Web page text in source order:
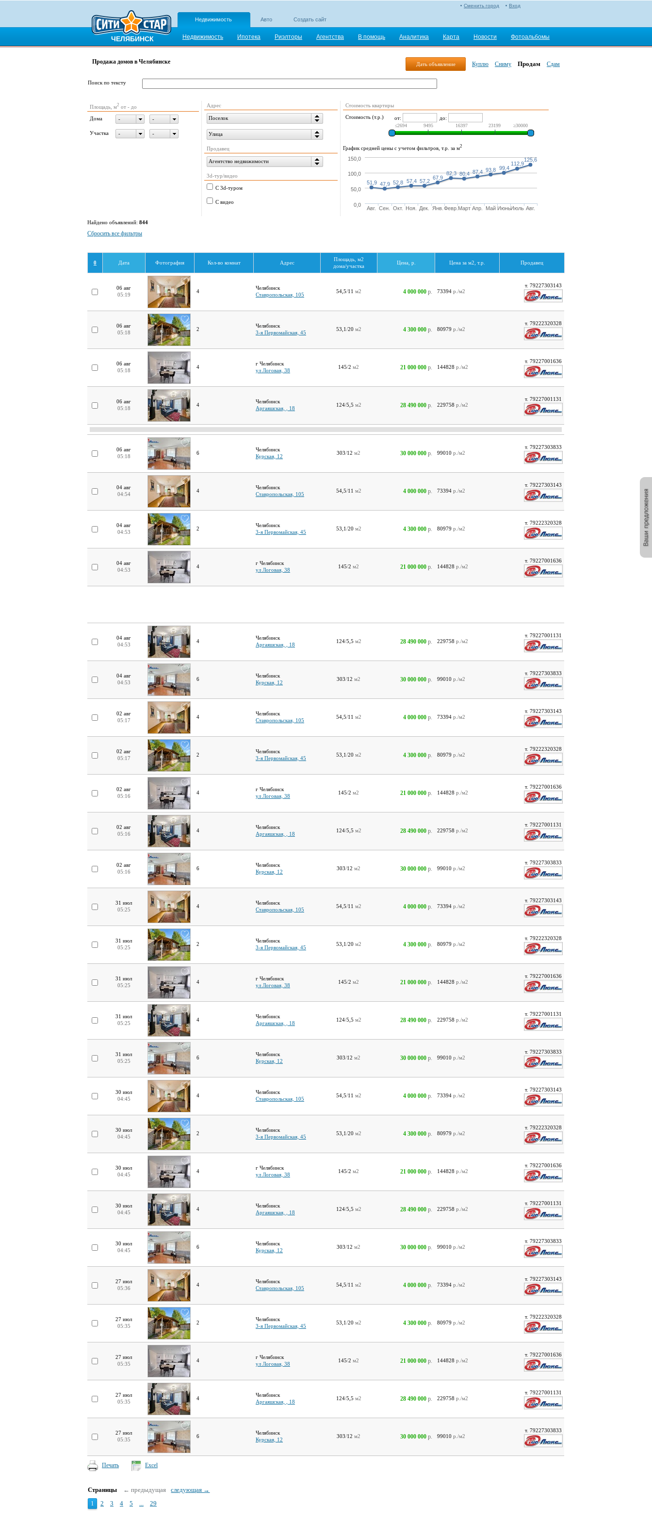
ЧЕЛЯБИНСК
Вход
Сменить город
Недвижимость Авто Создать сайт
Недвижимость Ипотека Риэлторы Агентства В помощь Аналитика Карта Новости Фотоальбомы
Дать объявление Куплю Сниму Продам Сдам
Продажа домов в Челябинске
Поиск по тексту
Площадь, м2 от - до
Дома - -
Участка - -
Адрес
Поселок
Улица
Продавец
Агентство недвижимости
3d-тур/видео
С 3d-туром
С видео
Стоимость квартиры
Стоимость (т.р.) от: до:
≤2694 9495 16397 23199 ≥30000
График средней цены с учетом фильтров, т.р. за м2
51,9 47,9 52,8 57,4 57,2
67,9
82,3 80,4 87,4 93,8 99,4
112,9
125,6
Авг. Сен. Окт. Ноя. Дек. Янв. Февр. Март Апр. Май ИюньИюль Авг.
0,0
50,0
100,0
150,0
Найдено объявлений: 844
Сбросить все фильтры
0 Дата Фотография Кол-во комнат Адрес
Площадь, м2
дома/участка
Цена, р. Цена за м2, т.р. Продавец
06 авг
05:19
4
Челябинск
Ставропольская, 105
54,5/11 м2 4 000 000 р. 73394 р./м2
т. 79227303143
06 авг
05:18
2
Челябинск
3-я Первомайская, 45
53,1 /20 м2 4 300 000 р. 80979 р./м2
т. 79222320328
06 авг
05:18
4
г Челябинск
ул Логовая, 38
145/2 м2 21 000 000 р. 144828 р./м2
т. 79227001636
06 авг
05:18
4
Челябинск
Аргаяшская, , 18
124/5,5 м2 28 490 000 р. 229758 р./м2
т. 79227001131
06 авг
05:18
6
Челябинск
Курская, 12
303/12 м2 30 000 000 р. 99010 р./м2
т. 79227303833
04 авг
04:54
4
Челябинск
Ставропольская, 105
54,5/11 м2 4 000 000 р. 73394 р./м2
т. 79227303143
04 авг
04:53
2
Челябинск
3-я Первомайская, 45
53,1 /20 м2 4 300 000 р. 80979 р./м2
т. 79222320328
04 авг
04:53
4
г Челябинск
ул Логовая, 38
145/2 м2 21 000 000 р. 144828 р./м2
т. 79227001636
04 авг
04:53
4
Челябинск
Аргаяшская, , 18
124/5,5 м2 28 490 000 р. 229758 р./м2
т. 79227001131
04 авг
04:53
6
Челябинск
Курская, 12
303/12 м2 30 000 000 р. 99010 р./м2
т. 79227303833
02 авг
05:17
4
Челябинск
Ставропольская, 105
54,5/11 м2 4 000 000 р. 73394 р./м2
т. 79227303143
02 авг
05:17
2
Челябинск
3-я Первомайская, 45
53,1 /20 м2 4 300 000 р. 80979 р./м2
т. 79222320328
02 авг
05:16
4
г Челябинск
ул Логовая, 38
145/2 м2 21 000 000 р. 144828 р./м2
т. 79227001636
02 авг
05:16
4
Челябинск
Аргаяшская, , 18
124/5,5 м2 28 490 000 р. 229758 р./м2
т. 79227001131
02 авг
05:16
6
Челябинск
Курская, 12
303/12 м2 30 000 000 р. 99010 р./м2
т. 79227303833
31 июл
05:25
4
Челябинск
Ставропольская, 105
54,5/11 м2 4 000 000 р. 73394 р./м2
т. 79227303143
31 июл
05:25
2
Челябинск
3-я Первомайская, 45
53,1 /20 м2 4 300 000 р. 80979 р./м2
т. 79222320328
31 июл
05:25
4
г Челябинск
ул Логовая, 38
145/2 м2 21 000 000 р. 144828 р./м2
т. 79227001636
31 июл
05:25
4
Челябинск
Аргаяшская, , 18
124/5,5 м2 28 490 000 р. 229758 р./м2
т. 79227001131
31 июл
05:25
6
Челябинск
Курская, 12
303/12 м2 30 000 000 р. 99010 р./м2
т. 79227303833
30 июл
04:45
4
Челябинск
Ставропольская, 105
54,5/11 м2 4 000 000 р. 73394 р./м2
т. 79227303143
30 июл
04:45
2
Челябинск
3-я Первомайская, 45
53,1 /20 м2 4 300 000 р. 80979 р./м2
т. 79222320328
30 июл
04:45
4
г Челябинск
ул Логовая, 38
145/2 м2 21 000 000 р. 144828 р./м2
т. 79227001636
30 июл
04:45
4
Челябинск
Аргаяшская, , 18
124/5,5 м2 28 490 000 р. 229758 р./м2
т. 79227001131
30 июл
04:45
6
Челябинск
Курская, 12
303/12 м2 30 000 000 р. 99010 р./м2
т. 79227303833
27 июл
05:36
4
Челябинск
Ставропольская, 105
54,5/11 м2 4 000 000 р. 73394 р./м2
т. 79227303143
27 июл
05:35
2
Челябинск
3-я Первомайская, 45
53,1 /20 м2 4 300 000 р. 80979 р./м2
т. 79222320328
27 июл
05:35
4
г Челябинск
ул Логовая, 38
145/2 м2 21 000 000 р. 144828 р./м2
т. 79227001636
27 июл
05:35
4
Челябинск
Аргаяшская, , 18
124/5,5 м2 28 490 000 р. 229758 р./м2
т. 79227001131
27 июл
05:35
6
Челябинск
Курская, 12
303/12 м2 30 000 000 р. 99010 р./м2
т. 79227303833
Печать Excel
Страницы ← предыдущая следующая →
1 2 3 4 5 ... 29